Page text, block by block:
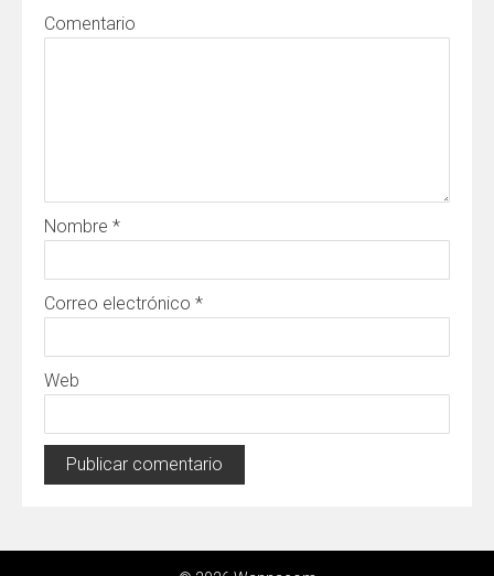
Comentario
Nombre *
Correo electrónico *
Web